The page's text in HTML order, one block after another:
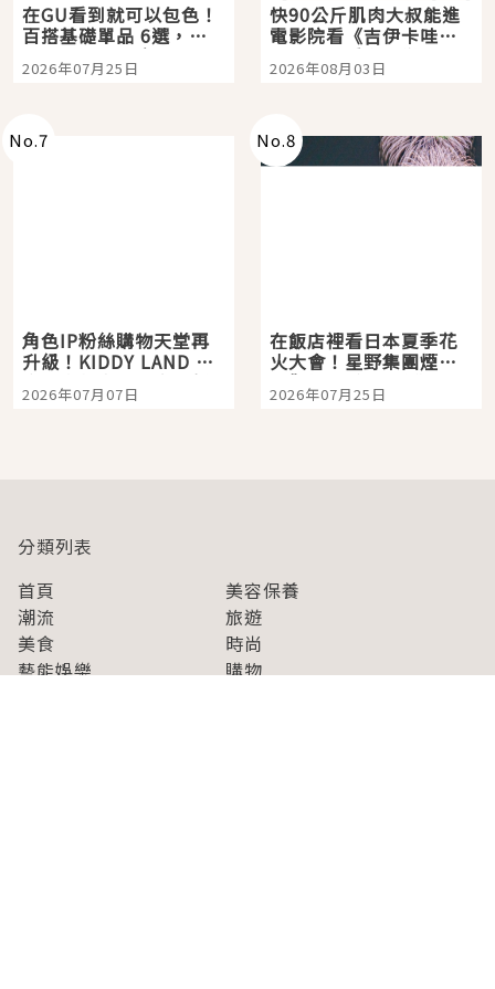
在GU看到就可以包色！
百搭基礎單品 6選，閉
眼全收也不心疼
2026年07月25日
快90公斤肌肉大叔能進
電影院看《吉伊卡哇》
嗎？日本重金屬樂團
「打首」會長與nagano
2026年08月03日
No.7
角色IP粉絲購物天堂再
升級！KIDDY LAND 原
宿店吉伊卡哇迎客，新
開幕 OMOKADO 店3分
2026年07月07日
No.8
在飯店裡看日本夏季花
火大會！星野集團煙火
景觀飯店6選，讓你不用
人擠人悠閒欣賞
2026年07月25日
分類列表
首頁
美容保養
潮流
旅遊
美食
時尚
藝能娛樂
購物